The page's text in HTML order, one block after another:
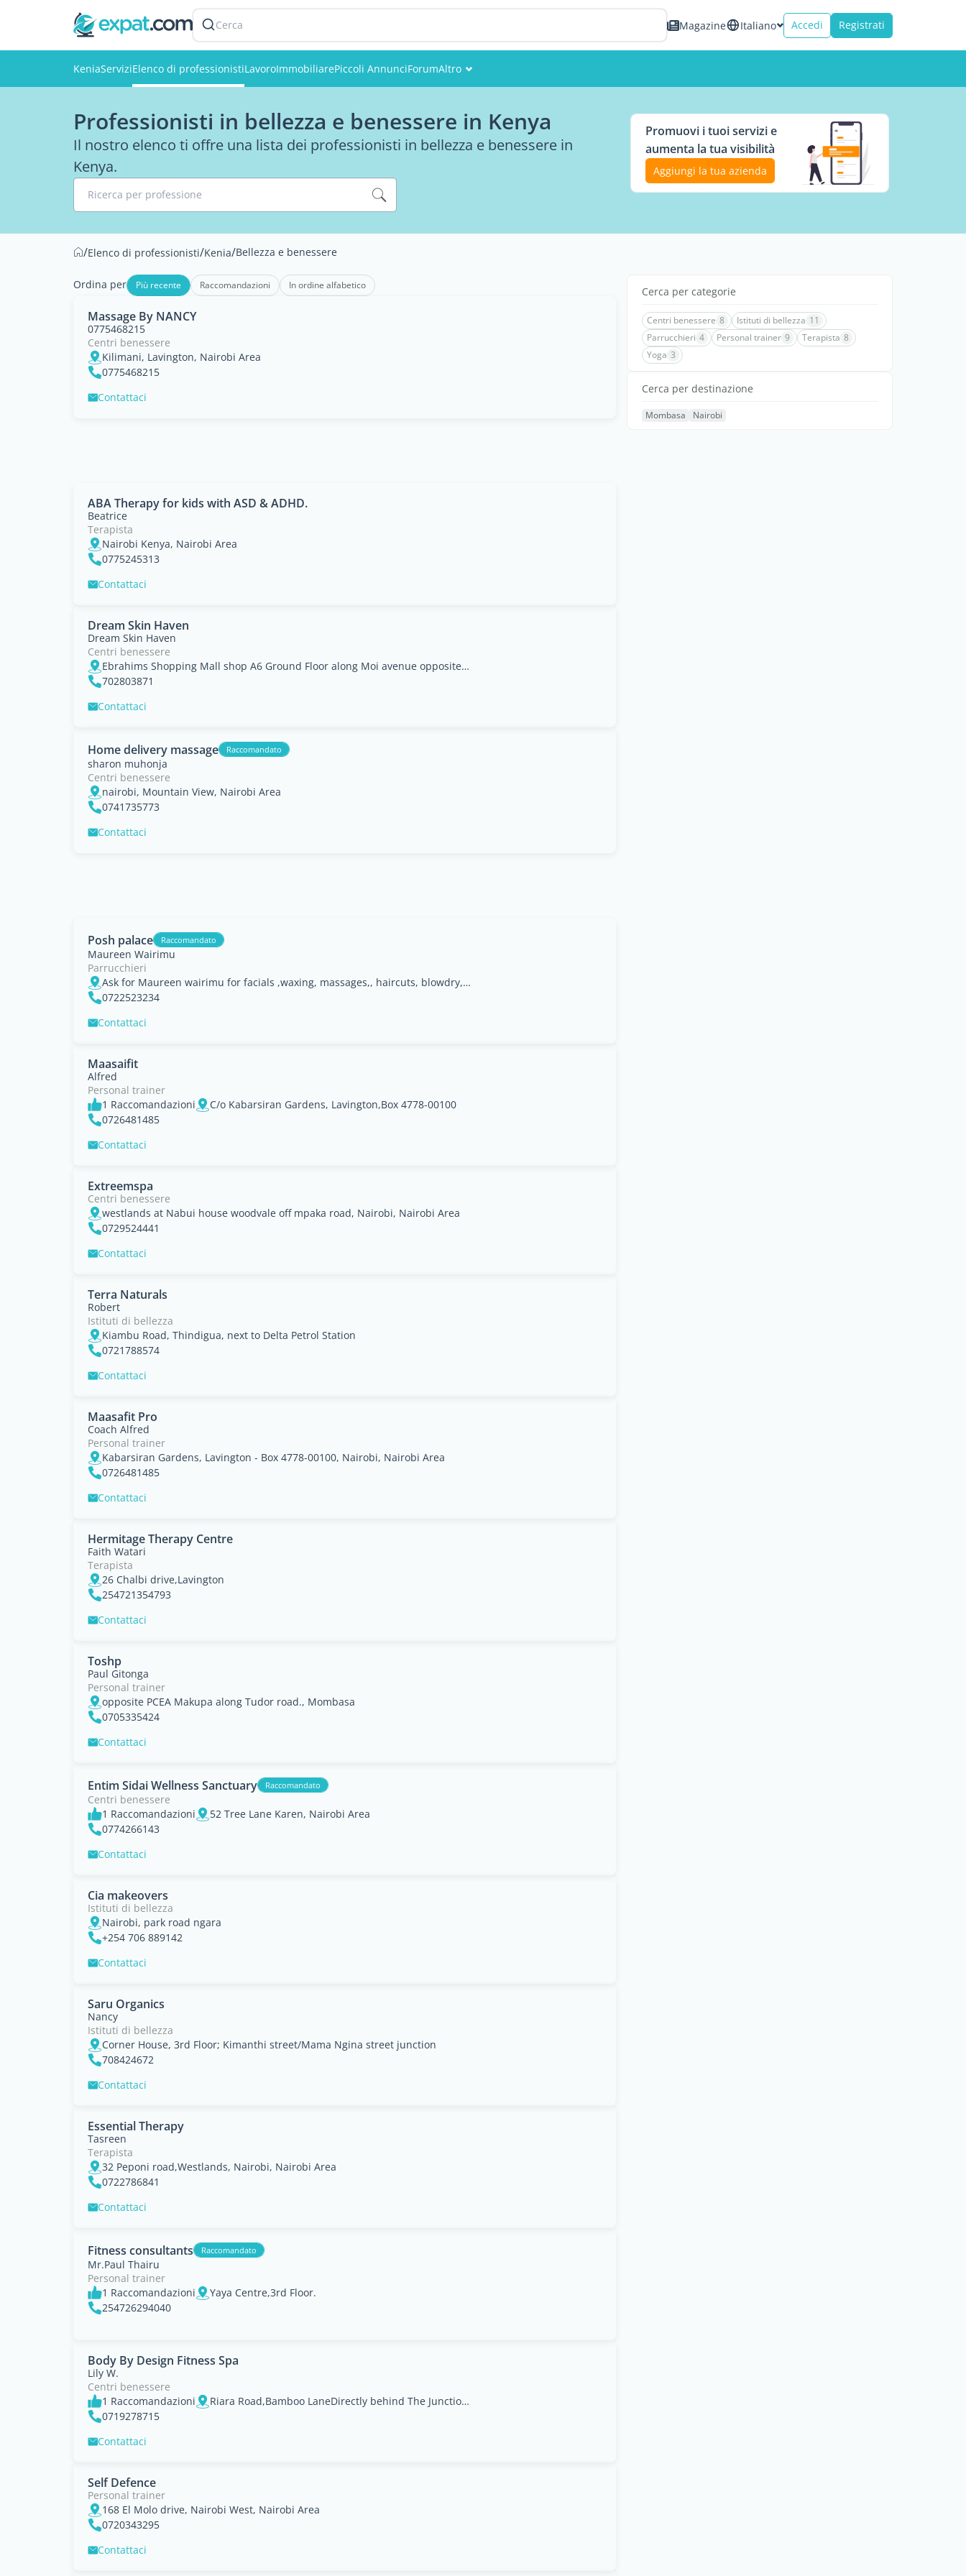
Cerca Magazine Italiano Accedi Registrati
KeniaServiziElenco di professionistiLavoroImmobiliarePiccoli AnnunciForumAltro
Utenti
Professionisti in bellezza e benessere in Kenya
Il nostro elenco ti offre una lista dei professionisti in bellezza e benessere in
Kenya.
Ricerca per professione
Promuovi i tuoi servizi e
aumenta la tua visibilità
Aggiungi la tua azienda
/Elenco di professionisti/Kenia/Bellezza e benessere
Ordina per Più recente Raccomandazioni In ordine alfabetico
Massage By NANCY
0775468215
Centri benessere
Kilimani, Lavington, Nairobi Area
0775468215
Contattaci
ABA Therapy for kids with ASD & ADHD.
Beatrice
Terapista
Nairobi Kenya, Nairobi Area
0775245313
Contattaci
Dream Skin Haven
Dream Skin Haven
Centri benessere
Ebrahims Shopping Mall shop A6 Ground Floor along Moi avenue opposite Sawa Mall, Nairobi Area
702803871
Contattaci
Home delivery massage Raccomandato
sharon muhonja
Centri benessere
nairobi, Mountain View, Nairobi Area
0741735773
Contattaci
Posh palace Raccomandato
Maureen Wairimu
Parrucchieri
Ask for Maureen wairimu for facials ,waxing, massages,, haircuts, blowdry, Nairobi, Nairobi Area
0722523234
Contattaci
Maasaifit
Alfred
Personal trainer
1 Raccomandazioni
C/o Kabarsiran Gardens, Lavington,Box 4778-00100
0726481485
Contattaci
Extreemspa
Centri benessere
westlands at Nabui house woodvale off mpaka road, Nairobi, Nairobi Area
0729524441
Contattaci
Terra Naturals
Robert
Istituti di bellezza
Kiambu Road, Thindigua, next to Delta Petrol Station
0721788574
Contattaci
Maasafit Pro
Coach Alfred
Personal trainer
Kabarsiran Gardens, Lavington - Box 4778-00100, Nairobi, Nairobi Area
0726481485
Contattaci
Hermitage Therapy Centre
Faith Watari
Terapista
26 Chalbi drive,Lavington
254721354793
Contattaci
Toshp
Paul Gitonga
Personal trainer
opposite PCEA Makupa along Tudor road., Mombasa
0705335424
Contattaci
Entim Sidai Wellness Sanctuary Raccomandato
Centri benessere
1 Raccomandazioni
52 Tree Lane Karen, Nairobi Area
0774266143
Contattaci
Cia makeovers
Istituti di bellezza
Nairobi, park road ngara
+254 706 889142
Contattaci
Saru Organics
Nancy
Istituti di bellezza
Corner House, 3rd Floor; Kimanthi street/Mama Ngina street junction
708424672
Contattaci
Essential Therapy
Tasreen
Terapista
32 Peponi road,Westlands, Nairobi, Nairobi Area
0722786841
Contattaci
Fitness consultants Raccomandato
Mr.Paul Thairu
Personal trainer
1 Raccomandazioni
Yaya Centre,3rd Floor.
254726294040
Body By Design Fitness Spa
Lily W.
Centri benessere
1 Raccomandazioni
Riara Road,Bamboo LaneDirectly behind The Junction Mall, Lavington, Nairobi Area
0719278715
Contattaci
Self Defence
Personal trainer
168 El Molo drive, Nairobi West, Nairobi Area
0720343295
Contattaci
Cerca per categorie
Centri benessere 8 Istituti di bellezza 11
Parrucchieri 4 Personal trainer 9 Terapista 8
Yoga 3
Cerca per destinazione
Mombasa Nairobi